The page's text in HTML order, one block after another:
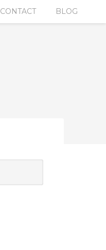
CONTACT BLOG